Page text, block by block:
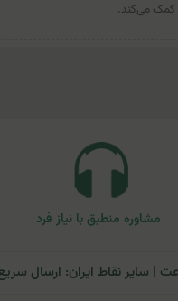
مشاوره منطبق با نیاز فرد